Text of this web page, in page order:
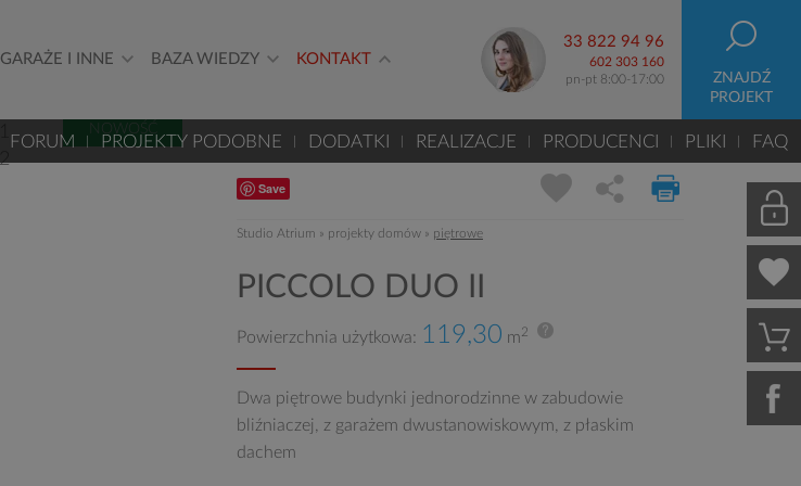
GARAŻE I INNE BAZA WIEDZY KONTAKT
33 822 94 96
602 303 160
pn-pt 8:00-17:00
ZNAJDŹ
PROJEKT
NOWOŚĆ
Save
Studio Atrium » projekty domów » piętrowe
PICCOLO DUO II
Powierzchnia użytkowa: 119,30 m2
Dwa piętrowe budynki jednorodzinne w zabudowie
bliźniaczej, z garażem dwustanowiskowym, z płaskim
dachem
FORUM PROJEKTY PODOBNE DODATKI REALIZACJE PRODUCENCI PLIKI FAQ